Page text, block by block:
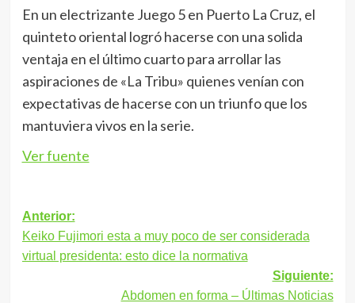
En un electrizante Juego 5 en Puerto La Cruz, el
quinteto oriental logró hacerse con una solida
ventaja en el último cuarto para arrollar las
aspiraciones de «La Tribu» quienes venían con
expectativas de hacerse con un triunfo que los
mantuviera vivos en la serie.
Ver fuente
Navegación
de
entradas
Anterior:
Keiko Fujimori esta a muy poco de ser considerada
virtual presidenta: esto dice la normativa
Siguiente:
Abdomen en forma – Últimas Noticias